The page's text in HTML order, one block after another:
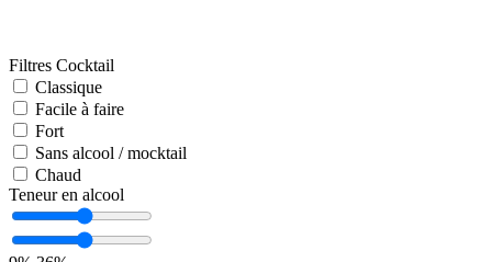
Filtres Cocktail
Classique
Facile à faire
Fort
Sans alcool / mocktail
Chaud
Teneur en alcool